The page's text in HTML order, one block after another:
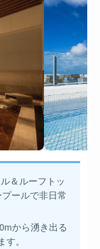
＆ルーフトッ
ールで非日常
から湧き出る
。